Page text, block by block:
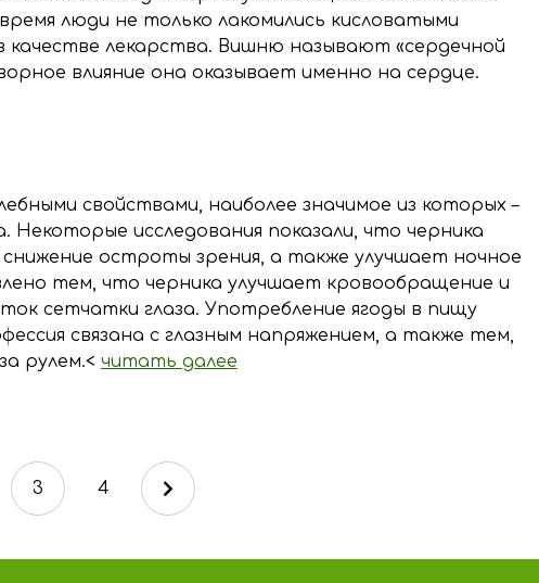
люди не только лакомились кисловатыми
качестве лекарства. Вишню называют «сердечной
влияние она оказывает именно на сердце.
свойствами, наиболее значимое из которых –
Некоторые исследования показали, что черника
остроты зрения, а также улучшает ночное
тем, что черника улучшает кровообращение и
сетчатки глаза. Употребление ягоды в пищу
связана с глазным напряжением, а также тем,
рулем.< читать далее
3 4